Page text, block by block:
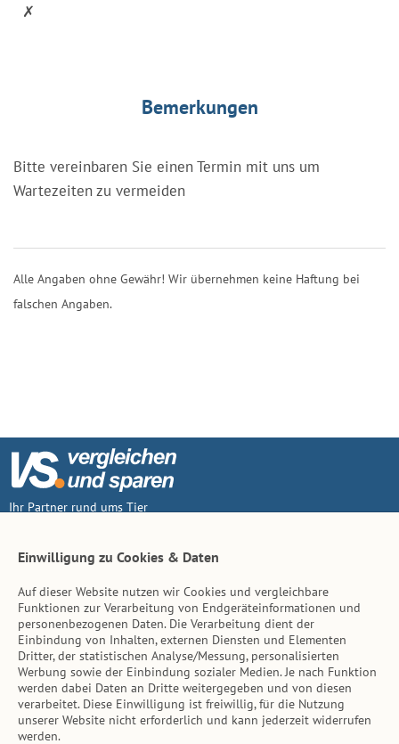
✗
Bemerkungen
Bitte vereinbaren Sie einen Termin mit uns um
Wartezeiten zu vermeiden
Alle Angaben ohne Gewähr! Wir übernehmen keine Haftung bei
falschen Angaben.
Ihr Partner rund ums Tier
Inhalt
Tierarzt-Suche
Hinweise
AGB
Impressum
Einwilligung zu Cookies & Daten
Auf dieser Website nutzen wir Cookies und vergleichbare
Funktionen zur Verarbeitung von Endgeräteinformationen und
personenbezogenen Daten. Die Verarbeitung dient der
Einbindung von Inhalten, externen Diensten und Elementen
Dritter, der statistischen Analyse/Messung, personalisierten
Werbung sowie der Einbindung sozialer Medien. Je nach Funktion
werden dabei Daten an Dritte weitergegeben und von diesen
verarbeitet. Diese Einwilligung ist freiwillig, für die Nutzung
unserer Website nicht erforderlich und kann jederzeit widerrufen
werden.